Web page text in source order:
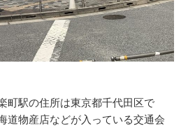
町駅の住所は東京都千代田区で
道物産店などが入っている交通会